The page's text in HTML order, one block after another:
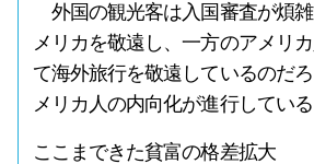
外国の観光客は入国審査が煩
メリカを敬遠し、一方のアメリ
て海外旅行を敬遠しているのだ
メリカ人の内向化が進行している
ここまできた貧富の格差拡大